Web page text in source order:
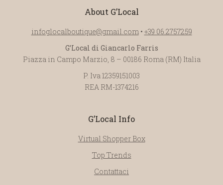
About G’Local
infoglocalboutique@gmail.com• +39 06.2757259
G’Local di Giancarlo Farris
Piazza in Campo Marzio, 8 – 00186 Roma (RM) Italia
P. Iva 12359151003
REA RM-1374216
G’Local Info
Virtual Shopper Box
Top Trends
Contattaci